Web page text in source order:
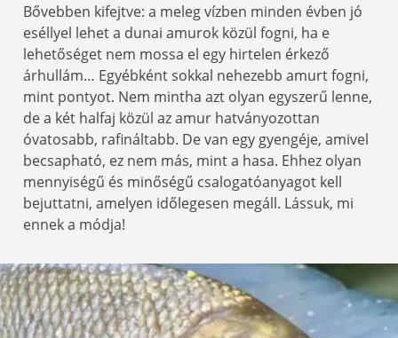
Bővebben kifejtve: a meleg vízben minden évben jó
eséllyel lehet a dunai amurok közül fogni, ha e
lehetőséget nem mossa el egy hirtelen érkező
árhullám… Egyébként sokkal nehezebb amurt fogni,
mint pontyot. Nem mintha azt olyan egyszerű lenne,
de a két halfaj közül az amur hatványozottan
óvatosabb, rafináltabb. De van egy gyengéje, amivel
becsapható, ez nem más, mint a hasa. Ehhez olyan
mennyiségű és minőségű csalogatóanyagot kell
bejuttatni, amelyen időlegesen megáll. Lássuk, mi
ennek a módja!